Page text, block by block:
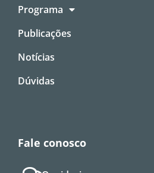
Programa
Publicações
Notícias
Dúvidas
Fale conosco